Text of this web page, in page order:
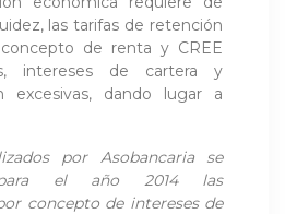
las tarifas de retención
de renta y CREE
intereses de cartera y
excesivas, dando lugar a
por Asobancaria se
el año 2014 las
concepto de intereses de